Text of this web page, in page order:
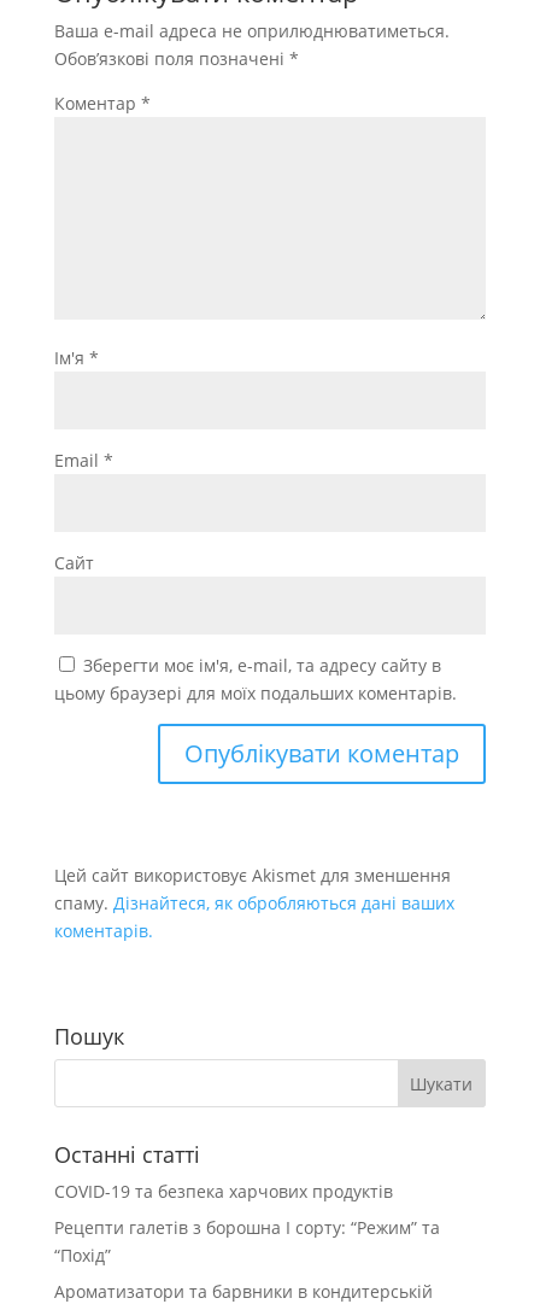
Ваша e-mail адреса не оприлюднюватиметься.
Обов’язкові поля позначені *
Коментар *
Ім'я *
Email *
Сайт
Зберегти моє ім'я, e-mail, та адресу сайту в
цьому браузері для моїх подальших коментарів.
Цей сайт використовує Akismet для зменшення
спаму. Дізнайтеся, як обробляються дані ваших
коментарів.
Пошук
Останні статті
COVID-19 та безпека харчових продуктів
Рецепти галетів з борошна І сорту: “Режим” та
“Похід”
Ароматизатори та барвники в кондитерській